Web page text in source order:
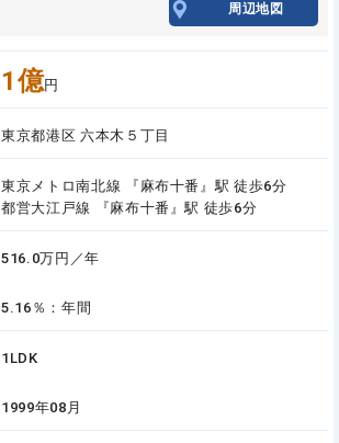
周辺地図
1億円
東京都港区 六本木５丁目
東京メトロ南北線 『麻布十番』駅 徒歩6分
都営大江戸線 『麻布十番』駅 徒歩6分
516.0万円／年
5.16％：年間
1LDK
1999年08月